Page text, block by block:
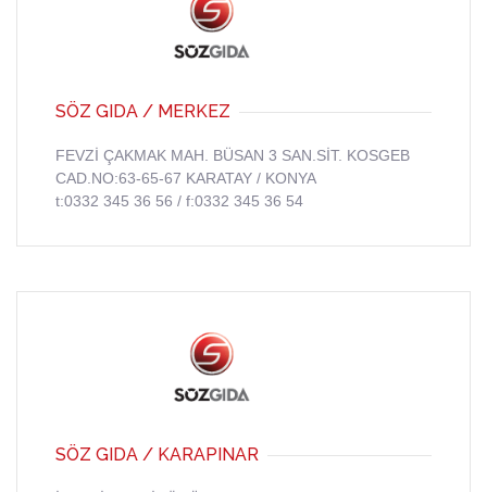
SÖZ GIDA / MERKEZ
FEVZİ ÇAKMAK MAH. BÜSAN 3 SAN.SİT. KOSGEB
CAD.NO:63-65-67 KARATAY / KONYA
t:0332 345 36 56 / f:0332 345 36 54
SÖZ GIDA / KARAPINAR